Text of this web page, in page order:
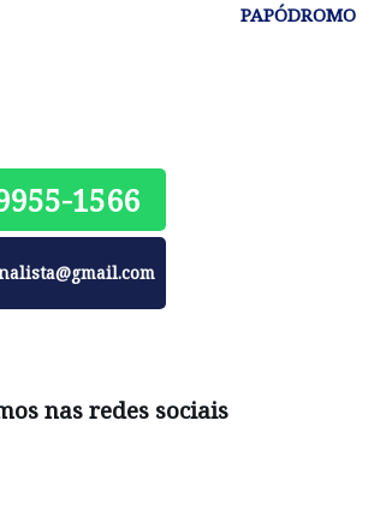
PAPÓDROMO
1566
nas redes sociais